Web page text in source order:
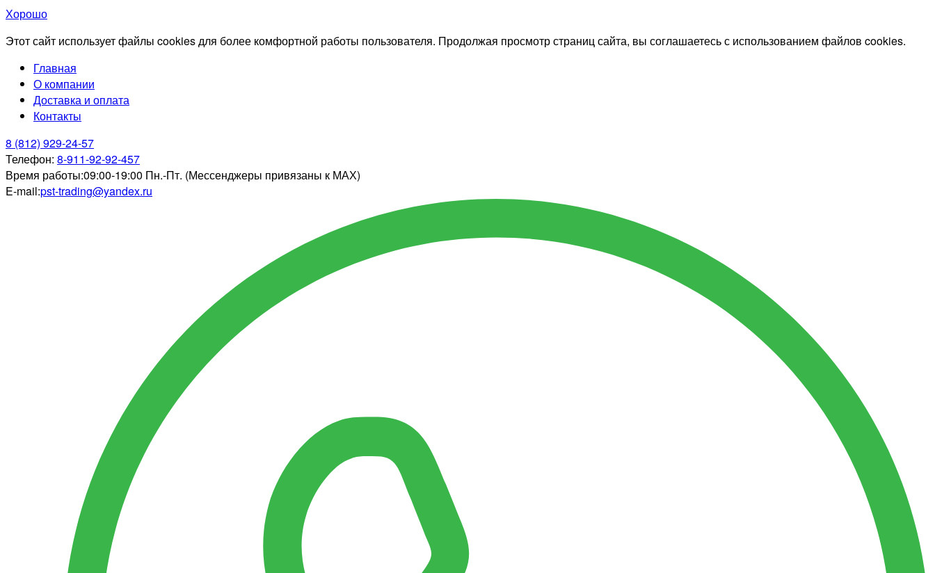
Хорошо
Этот сайт использует файлы cookies для более комфортной работы пользователя. Продолжая просмотр страниц сайта, вы соглашаетесь с использованием файлов cookies.
Главная
О компании
Доставка и оплата
Контакты
8 (812) 929-24-57
Телефон: 8-911-92-92-457
Время работы:09:00-19:00 Пн.-Пт. (Мессенджеры привязаны к МАХ)
E-mail:pst-trading@yandex.ru